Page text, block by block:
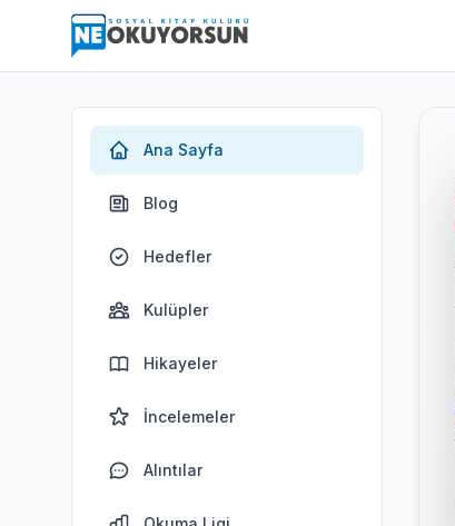
Ana Sayfa
Blog
Hedefler
Kulüpler
Hikayeler
İncelemeler
Alıntılar